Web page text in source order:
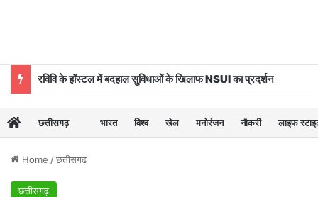
रविवि के हॉस्टल में बदहाल सुविधाओं के खिलाफ NSUI का प्रदर्शन
छत्तीसगढ़ भारत विश्व खेल मनोरंजन नौकरी लाइफ
Home /छत्तीसगढ़
छत्तीसगढ़